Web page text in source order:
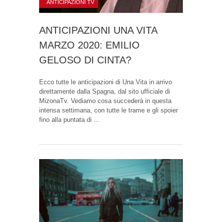
ANTICIPAZIONI TV
ANTICIPAZIONI UNA VITA
MARZO 2020: EMILIO
GELOSO DI CINTA?
Ecco tutte le anticipazioni di Una Vita in arrivo
direttamente dalla Spagna, dal sito ufficiale di
MizonaTv. Vediamo cosa succederà in questa
intensa settimana, con tutte le trame e gli spoier
fino alla puntata di ...